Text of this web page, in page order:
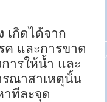
เกิดได้จาก
ค และการขาด
ารให้น้ำ และ
รณาสาเหตุนั้น
าทีละจุด